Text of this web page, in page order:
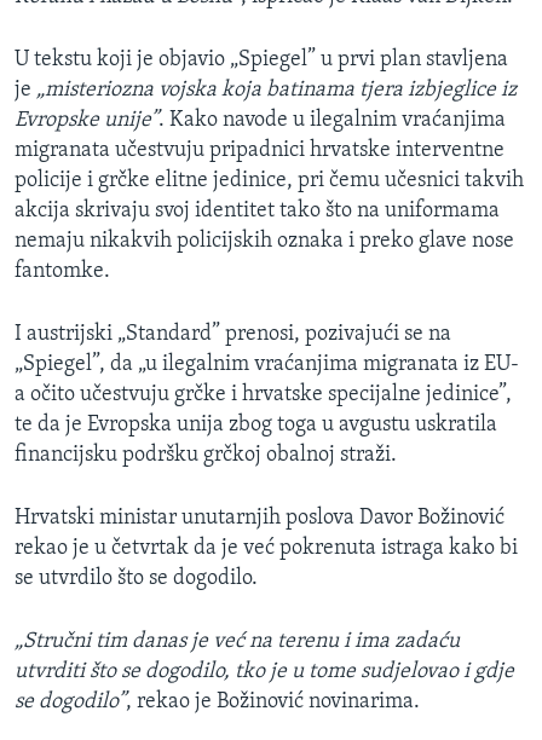
U tekstu koji je objavio „Spiegel” u prvi plan stavljena
je „misteriozna vojska koja batinama tjera izbjeglice iz
Evropske unije”. Kako navode u ilegalnim vraćanjima
migranata učestvuju pripadnici hrvatske interventne
policije i grčke elitne jedinice, pri čemu učesnici takvih
akcija skrivaju svoj identitet tako što na uniformama
nemaju nikakvih policijskih oznaka i preko glave nose
fantomke.
I austrijski „Standard” prenosi, pozivajući se na
„Spiegel”, da „u ilegalnim vraćanjima migranata iz EU-
a očito učestvuju grčke i hrvatske specijalne jedinice”,
te da je Evropska unija zbog toga u avgustu uskratila
financijsku podršku grčkoj obalnoj straži.
Hrvatski ministar unutarnjih poslova Davor Božinović
rekao je u četvrtak da je već pokrenuta istraga kako bi
se utvrdilo što se dogodilo.
„Stručni tim danas je već na terenu i ima zadaću
utvrditi što se dogodilo, tko je u tome sudjelovao i gdje
se dogodilo”, rekao je Božinović novinarima.